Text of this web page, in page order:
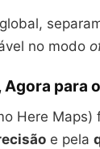
no modo
para
Here
e pela